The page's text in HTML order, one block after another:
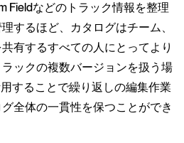
Fieldなどのトラック情報を整理
するほど、カタログはチーム、
有するすべての人にとってより
ックの複数バージョンを扱う場
することで繰り返しの編集作業
全体の一貫性を保つことができ